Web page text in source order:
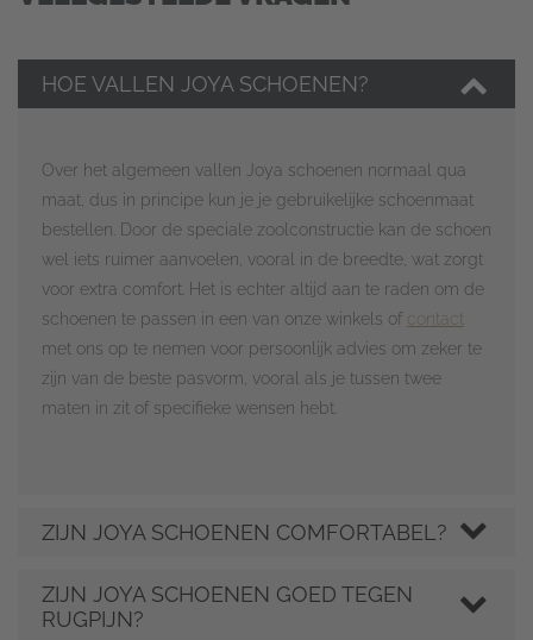
HOE VALLEN JOYA SCHOENEN?
Over het algemeen vallen Joya schoenen normaal qua
maat, dus in principe kun je je gebruikelijke schoenmaat
bestellen. Door de speciale zoolconstructie kan de schoen
wel iets ruimer aanvoelen, vooral in de breedte, wat zorgt
voor extra comfort. Het is echter altijd aan te raden om de
schoenen te passen in een van onze winkels of contact
met ons op te nemen voor persoonlijk advies om zeker te
zijn van de beste pasvorm, vooral als je tussen twee
maten in zit of specifieke wensen hebt.
ZIJN JOYA SCHOENEN COMFORTABEL?
ZIJN JOYA SCHOENEN GOED TEGEN
RUGPIJN?